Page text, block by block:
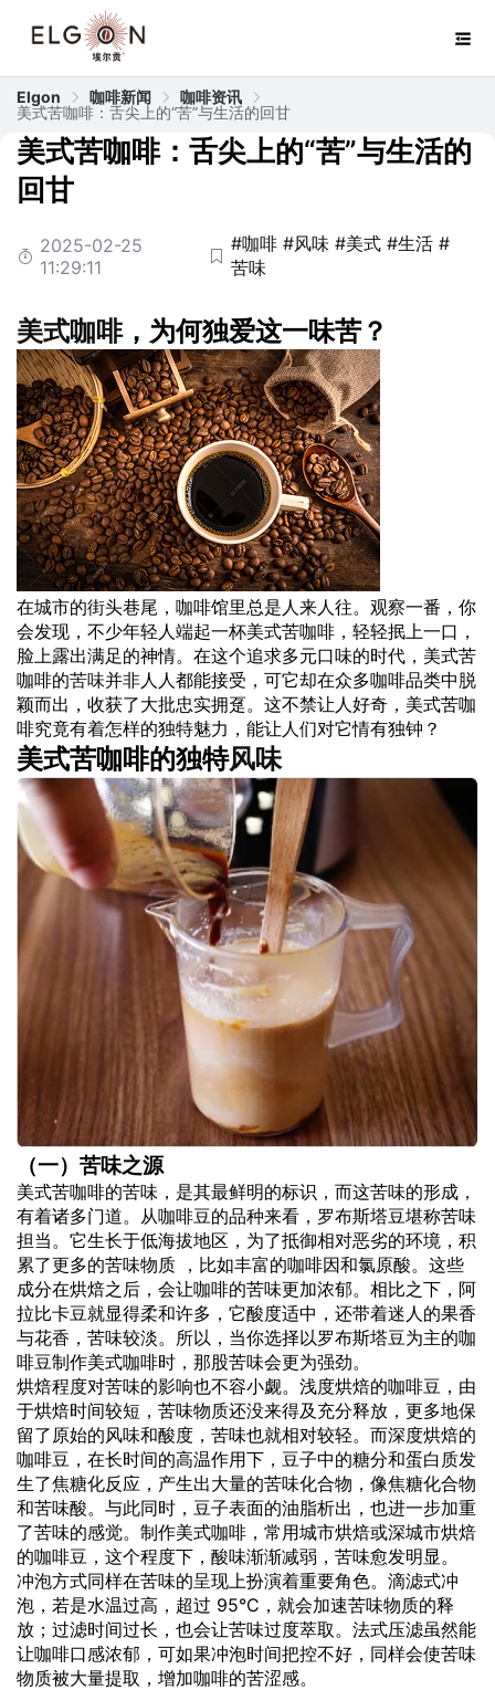
Elgon 咖啡新闻
咖啡资讯
美式苦咖啡：舌尖上的“苦”与生活的回甘
美式苦咖啡：舌尖上的“苦”与生活的
回甘
2025-02-25
11:29:11
#咖啡 #风味 #美式 #生活 #
苦味
美式咖啡，为何独爱这一味苦？
在城市的街头巷尾，咖啡馆里总是人来人往。观察一番，你
会发现，不少年轻人端起一杯美式苦咖啡，轻轻抿上一口，
脸上露出满足的神情。在这个追求多元口味的时代，美式苦
咖啡的苦味并非人人都能接受，可它却在众多咖啡品类中脱
颖而出，收获了大批忠实拥趸。这不禁让人好奇，美式苦咖
啡究竟有着怎样的独特魅力，能让人们对它情有独钟？
美式苦咖啡的独特风味
（一）苦味之源
美式苦咖啡的苦味，是其最鲜明的标识，而这苦味的形成，
有着诸多门道。从咖啡豆的品种来看，罗布斯塔豆堪称苦味
担当。它生长于低海拔地区，为了抵御相对恶劣的环境，积
累了更多的苦味物质 ，比如丰富的咖啡因和氯原酸。这些
成分在烘焙之后，会让咖啡的苦味更加浓郁。相比之下，阿
拉比卡豆就显得柔和许多，它酸度适中，还带着迷人的果香
与花香，苦味较淡。所以，当你选择以罗布斯塔豆为主的咖
啡豆制作美式咖啡时，那股苦味会更为强劲。
烘焙程度对苦味的影响也不容小觑。浅度烘焙的咖啡豆，由
于烘焙时间较短，苦味物质还没来得及充分释放，更多地保
留了原始的风味和酸度，苦味也就相对较轻。而深度烘焙的
咖啡豆，在长时间的高温作用下，豆子中的糖分和蛋白质发
生了焦糖化反应，产生出大量的苦味化合物，像焦糖化合物
和苦味酸。与此同时，豆子表面的油脂析出，也进一步加重
了苦味的感觉。制作美式咖啡，常用城市烘焙或深城市烘焙
的咖啡豆，这个程度下，酸味渐渐减弱，苦味愈发明显。
冲泡方式同样在苦味的呈现上扮演着重要角色。滴滤式冲
泡，若是水温过高，超过 95°C，就会加速苦味物质的释
放；过滤时间过长，也会让苦味过度萃取。法式压滤虽然能
让咖啡口感浓郁，可如果冲泡时间把控不好，同样会使苦味
物质被大量提取，增加咖啡的苦涩感。